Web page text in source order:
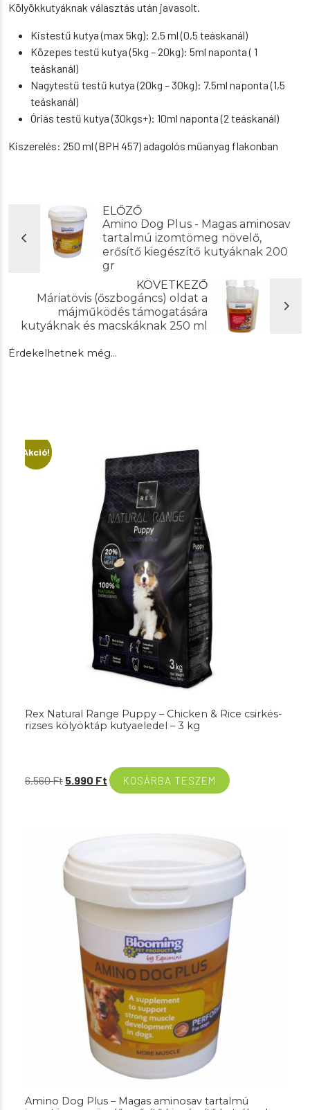
Kölyökkutyáknak választás után javasolt.
Kistestű kutya (max 5kg): 2,5 ml (0,5 teáskanál)
Közepes testű kutya (5kg – 20kg): 5ml naponta ( 1
teáskanál)
Nagytestű testű kutya (20kg – 30kg): 7.5ml naponta (1,5
teáskanál)
Óriás testű kutya (30kgs+): 10ml naponta (2 teáskanál)
Kiszerelés: 250 ml (BPH 457) adagolós műanyag flakonban
ELŐZŐ
Amino Dog Plus - Magas aminosav
tartalmú izomtömeg növelő,
erősítő kiegészítő kutyáknak 200
gr
KÖVETKEZŐ
Máriatövis (őszbogáncs) oldat a
májműködés támogatására
kutyáknak és macskáknak 250 ml
Érdekelhetnek még…
Akció!
Rex Natural Range Puppy – Chicken & Rice csirkés-
rizses kölyöktáp kutyaeledel – 3 kg
6.560Ft Original
5.990 Ft Current
price
KOSÁRBA TESZEM
Amino Dog Plus – Magas aminosav tartalmú